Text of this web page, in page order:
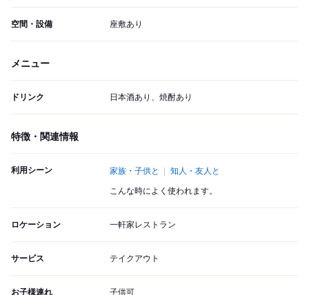
空間・設備 座敷あり
メニュー
ドリンク 日本酒あり、焼酎あり
特徴・関連情報
利用シーン 家族・子供と 知人・友人と
こんな時によく使われます。
ロケーション 一軒家レストラン
サービス テイクアウト
お子様連れ 子供可